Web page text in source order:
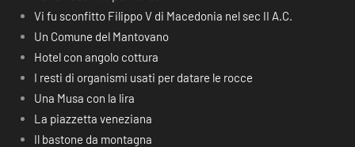
Vi fu sconfitto Filippo V di Macedonia nel sec II A.C.
Un Comune del Mantovano
Hotel con angolo cottura
I resti di organismi usati per datare le rocce
Una Musa con la lira
La piazzetta veneziana
Il bastone da montagna